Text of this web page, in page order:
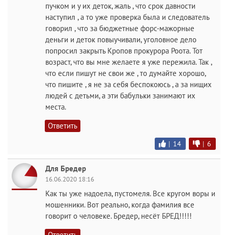
пучком и у их деток, жаль , что срок давности
наступил , а то уже проверка была и следователь
говорил , что за бюджетные форс-мажорные
деньги и деток повыучивали, уголовное дело
попросил закрыть Кропов прокурора Роота. Тот
возраст, что вы мне желаете я уже пережила. Так ,
что если пишут не свои же , то думайте хорошо,
что пишите , я не за себя беспокоюсь , а за нищих
людей с детьми, а эти бабульки занимают их
места.
Ответить
| 14 | 6
Для Бредер
16.06.2020 18:16
Как ты уже надоела, пустомеля. Все кругом воры и
мошенники. Вот реально, когда фамилия все
говорит о человеке. Бредер, несёт БРЕД!!!!!